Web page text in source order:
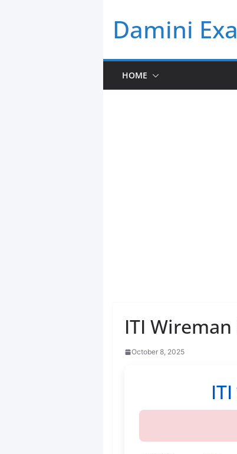
content
Damini
HOME
ITI Wireman
October 8, 2025
ITI